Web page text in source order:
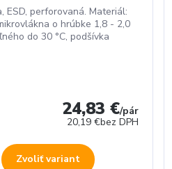
ESD, perforovaná. Materiál:
o hrúbke 1,8 - 2,0
do 30 °C, podšívka
24,83 €/pár
20,19 €bez DPH
Zvoliť variant